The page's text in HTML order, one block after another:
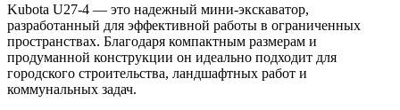
Kubota U27-4 — это надежный мини-экскаватор,
разработанный для эффективной работы в ограниченных
пространствах. Благодаря компактным размерам и
продуманной конструкции он идеально подходит для
городского строительства, ландшафтных работ и
коммунальных задач.